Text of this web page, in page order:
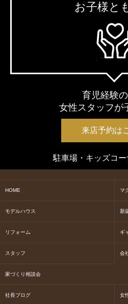
お子様と
育児経験
女性スタッフが
来店予約は
駐車場・キッズコ
HOME マ
モデルハウス 新
リフォーム ギ
スタッフ 会
家づくり相談会
社長ブログ 女